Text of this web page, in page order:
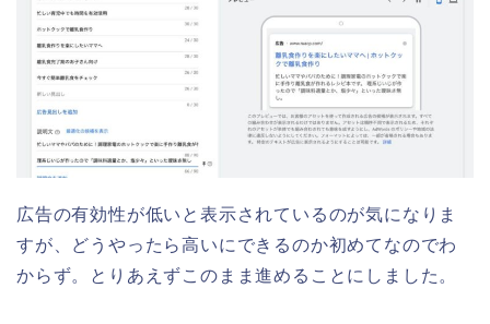
広告の有効性が低いと表示されているのが気になりま
すが、どうやったら高いにできるのか初めてなのでわ
からず。とりあえずこのまま進めることにしました。